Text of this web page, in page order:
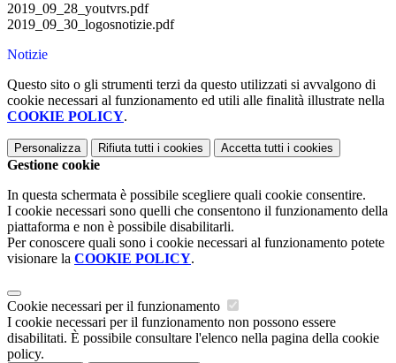
2019_09_28_youtvrs.pdf
2019_09_30_logosnotizie.pdf
Notizie
Questo sito o gli strumenti terzi da questo utilizzati si avvalgono di
cookie necessari al funzionamento ed utili alle finalità illustrate nella
COOKIE POLICY.
Personalizza Rifiuta tutti i cookies Accetta tutti i cookies
Gestione cookie
In questa schermata è possibile scegliere quali cookie consentire.
I cookie necessari sono quelli che consentono il funzionamento della
piattaforma e non è possibile disabilitarli.
Per conoscere quali sono i cookie necessari al funzionamento potete
visionare la COOKIE POLICY.
Cookie necessari per il funzionamento
I cookie necessari per il funzionamento non possono essere
disabilitati. È possibile consultare l'elenco nella pagina della cookie
policy.